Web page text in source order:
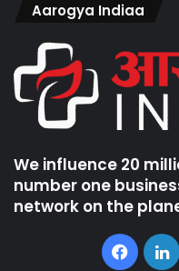
Aarogya Indiaa
We influence 20
number one
network on the